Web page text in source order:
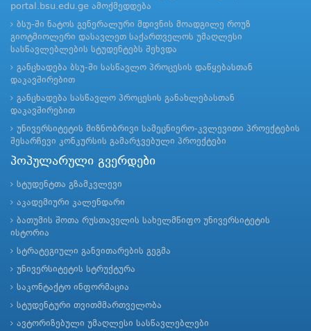
portal.bsu.edu.ge ამოქმედდება
ბსუ-ში ნატოს გენერალური მდივნის მოადგილე როუზ
გიოტმიოლერი დასავლეთ საქართველოს უმაღლესი
სასწავლებლების სტუდენტებს შეხვდა
განცხადება ბსუ-ში სასწავლო პროცესის დაწყებასთან
დაკავშირებით
განცხადება სასწავლო პროცესის განახლებასთან
დაკავშირებით
უნივერსიტეტის მიზნობრივი სამეცნიერო-კვლევითი პროექტების
შესარჩევი კონკურსის გამარჯვებული პროექტები
პოპულარული გვერდები
სტუდენტთა გზამკვლევი
აკადემიური კალენდარი
ბათუმის შოთა რუსთაველის სახელმწიფო უნივერსიტეტის
ისტორია
სტრატეგიული განვითარების გეგმა
უნივერსიტეტის სტრუქტურა
საკონტაქტო ინფორმაცია
სტუდენტური თვითმმართველობა
ავტორიზებული უმაღლესი სასწავლებლები